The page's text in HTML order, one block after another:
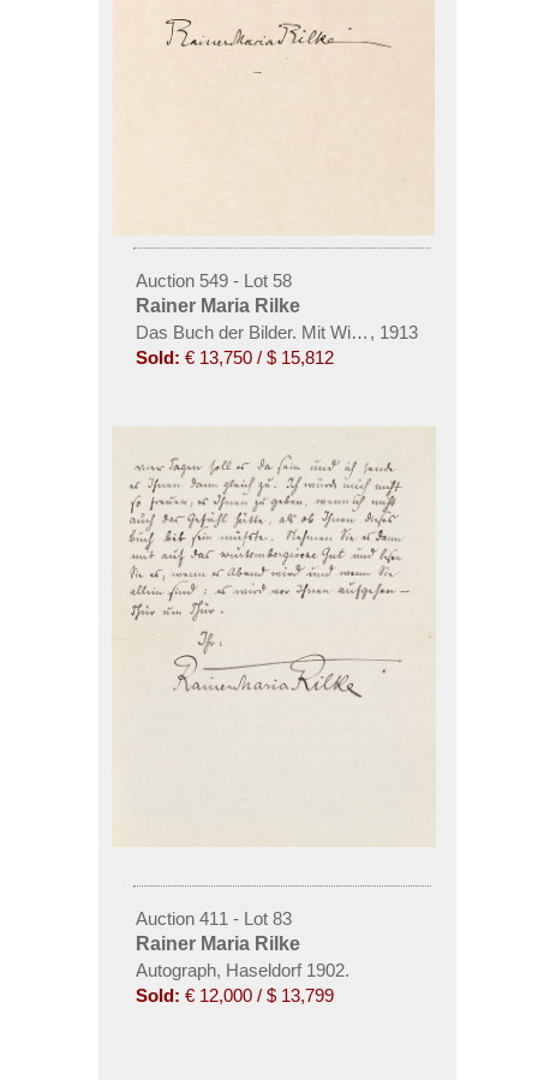
Auction 549 - Lot 58
Rainer Maria Rilke
Das Buch der Bilder. Mit Widmungsgedicht
, 1913
Sold: € 13,750 / $ 15,812
Auction 411 - Lot 83
Rainer Maria Rilke
Autograph, Haseldorf 1902.
Sold: € 12,000 / $ 13,799